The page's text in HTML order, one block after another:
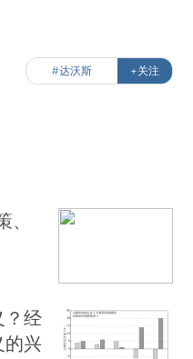
#达沃斯 +关注
？经
的兴